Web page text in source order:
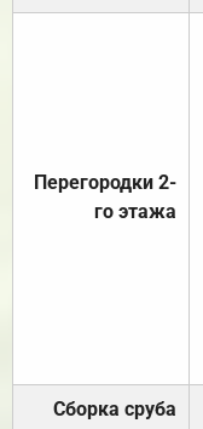
Перегородки 2-
го этажа
Сборка сруба